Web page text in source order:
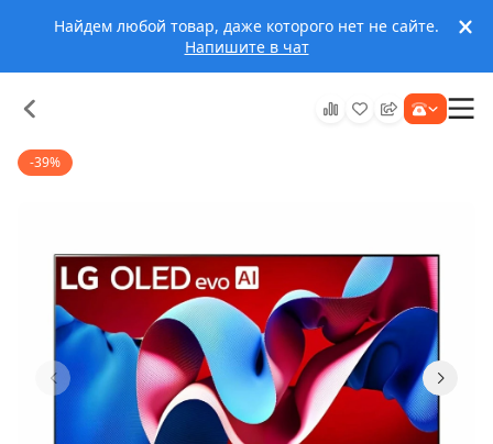
Найдем любой товар, даже которого нет не сайте.
Напишите в чат
-39%